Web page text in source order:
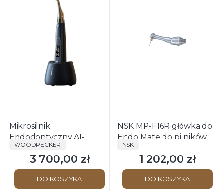
Mikrosilnik
Endodontyczny AI-
MOTOR BLACK
PRODUCENT
WOODPECKER
Cena
3 700,00 zł
DO KOSZYKA
NSK MP-F16R główka do
Endo Mate do pilników
ręcznych
PRODUCENT
NSK
Cena
1 202,00 zł
DO KOSZYKA